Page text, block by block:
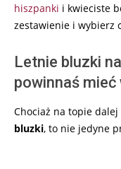
hiszpanki i kwieciste
zestawienie i wybierz
Letnie bluzki
powinnaś
Chociaż na topie
bluzki, to nie jedyne